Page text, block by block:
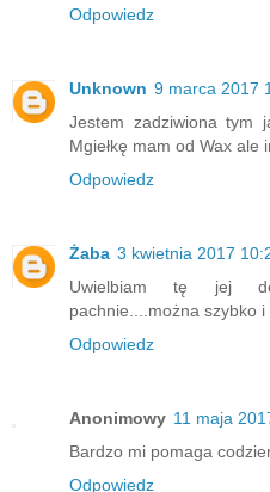
Odpowiedz
Unknown 9 marca 2017
Jestem zadziwiona tym
Mgiełkę mam od Wax
Odpowiedz
Żaba 3 kwietnia 2017
Uwielbiam tę jej
pachnie....można szybko i
Odpowiedz
Anonimowy 11 maja
Bardzo mi pomaga
Odpowiedz